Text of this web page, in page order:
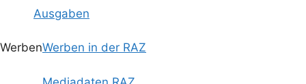
Ausgaben
WerbenWerben in der RAZ